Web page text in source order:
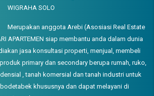
WIGRAHA SOLO
Merupakan anggota Arebi (Asosiasi Real Estate
APARTEMEN siap membantu anda dalam dunia
jasa konsultasi properti, menjual, membeli
primary dan secondary berupa rumah, ruko,
, tanah komersial dan tanah industri untuk
khususnya dan dapat melayani di